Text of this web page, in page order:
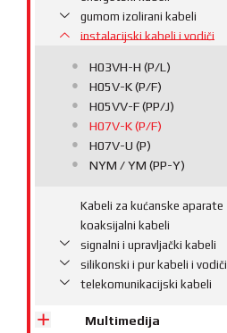
gumom izolirani kabeli
instalacijski kabeli i vodiči
H03VH-H (P/L)
H05V-K (P/F)
H05VV-F (PP/J)
H07V-K (P/F)
H07V-U (P)
NYM / YM (PP-Y)
Kabeli za kućanske aparate
koaksijalni kabeli
signalni i upravljački kabeli
silikonski i pur kabeli i vodiči
telekomunikacijski kabeli
Multimedija